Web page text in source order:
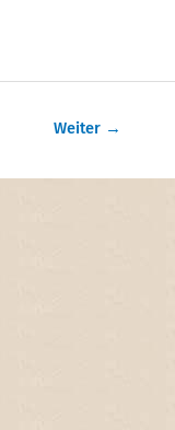
Weiter →